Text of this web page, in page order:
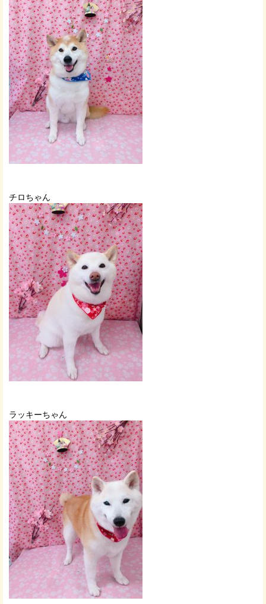
チロちゃん
ラッキーちゃん